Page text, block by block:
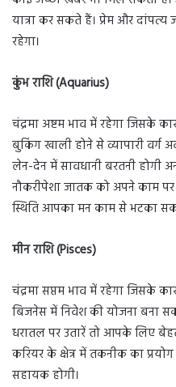
यात्रा कर सकते हैं। प्रेम और
रहेगा।
कुंभ राशि (Aquarius)
चंद्रमा अष्टम भाव में रहेगा जिसके
बुकिंग खाली होने से व्यापारी वर्ग
लेन-देन में सावधानी बरतनी होगी
नौकरीपेशा जातक को अपने काम
स्थिति आपका मन काम से भटका
मीन राशि (Pisces)
चंद्रमा सप्तम भाव में रहेगा जिसके
बिजनेस में निवेश की योजना बना
धरातल पर उतारें तो आपके लिए
करियर के क्षेत्र में तकनीक का प्रयोग
सहायक होगी।